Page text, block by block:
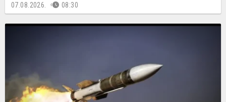
07.08.2026. 08:30